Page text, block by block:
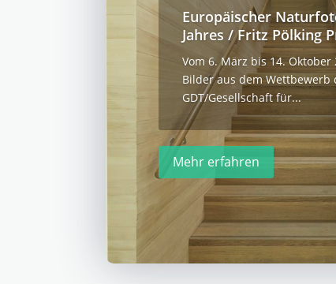
Europäischer
Jahres / Fritz Pölking
Vom 6. März bis 14. Oktober
Bilder aus dem Wettbewerb
GDT/Gesellschaft für...
Mehr erfahren